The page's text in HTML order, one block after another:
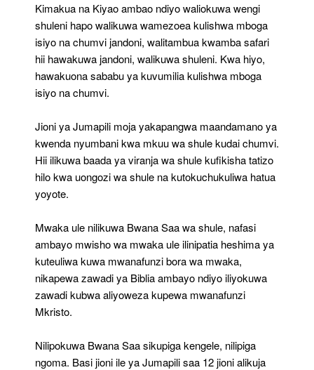
Kimakua na Kiyao ambao ndiyo waliokuwa wengi
shuleni hapo walikuwa wamezoea kulishwa mboga
isiyo na chumvi jandoni, walitambua kwamba safari
hii hawakuwa jandoni, walikuwa shuleni. Kwa hiyo,
hawakuona sababu ya kuvumilia kulishwa mboga
isiyo na chumvi.
Jioni ya Jumapili moja yakapangwa maandamano ya
kwenda nyumbani kwa mkuu wa shule kudai chumvi.
Hii ilikuwa baada ya viranja wa shule kufikisha tatizo
hilo kwa uongozi wa shule na kutokuchukuliwa hatua
yoyote.
Mwaka ule nilikuwa Bwana Saa wa shule, nafasi
ambayo mwisho wa mwaka ule ilinipatia heshima ya
kuteuliwa kuwa mwanafunzi bora wa mwaka,
nikapewa zawadi ya Biblia ambayo ndiyo iliyokuwa
zawadi kubwa aliyoweza kupewa mwanafunzi
Mkristo.
Nilipokuwa Bwana Saa sikupiga kengele, nilipiga
ngoma. Basi jioni ile ya Jumapili saa 12 jioni alikuja